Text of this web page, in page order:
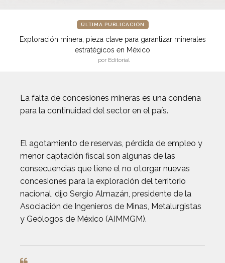
ÚLTIMA PUBLICACIÓN
Exploración minera, pieza clave para garantizar minerales
estratégicos en México
por Editorial
La falta de concesiones mineras es una condena
para la continuidad del sector en el país.
El agotamiento de reservas, pérdida de empleo y
menor captación fiscal son algunas de las
consecuencias que tiene el no otorgar nuevas
concesiones para la exploración del territorio
nacional, dijo Sergio Almazán, presidente de la
Asociación de Ingenieros de Minas, Metalurgistas
y Geólogos de México (AIMMGM).